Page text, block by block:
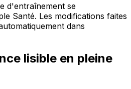
d'entraînement se
Santé. Les modifications faites
dans
lisible en pleine